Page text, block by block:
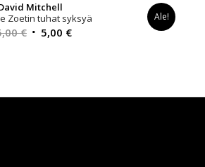
Mitchell
Zoetin tuhat syksyä
€ Alkuperäinen
5,00 €Nykyinen
Ale!